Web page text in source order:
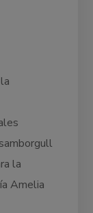
la
Amelia